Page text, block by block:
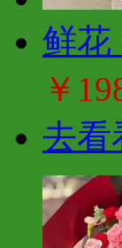
鲜花
￥
去看